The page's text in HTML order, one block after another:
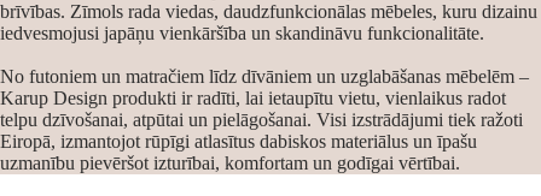
brīvības. Zīmols rada viedas, daudzfunkcionālas mēbeles, kuru dizainu
iedvesmojusi japāņu vienkāršība un skandināvu funkcionalitāte.
No futoniem un matračiem līdz dīvāniem un uzglabāšanas mēbelēm –
Karup Design produkti ir radīti, lai ietaupītu vietu, vienlaikus radot
telpu dzīvošanai, atpūtai un pielāgošanai. Visi izstrādājumi tiek ražoti
Eiropā, izmantojot rūpīgi atlasītus dabiskos materiālus un īpašu
uzmanību pievēršot izturībai, komfortam un godīgai vērtībai.